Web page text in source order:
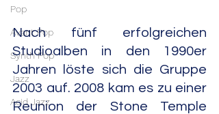
Pop
Avant Pop
Synth Pop
Jazz
Acid Jazz
Nach fünf erfolgreichen
Studioalben in den 1990er
Jahren löste sich die Gruppe
2003 auf. 2008 kam es zu einer
Reunion der Stone Temple